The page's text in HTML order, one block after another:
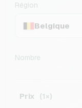
Région
Belgique
Nombre
Prix (1×)